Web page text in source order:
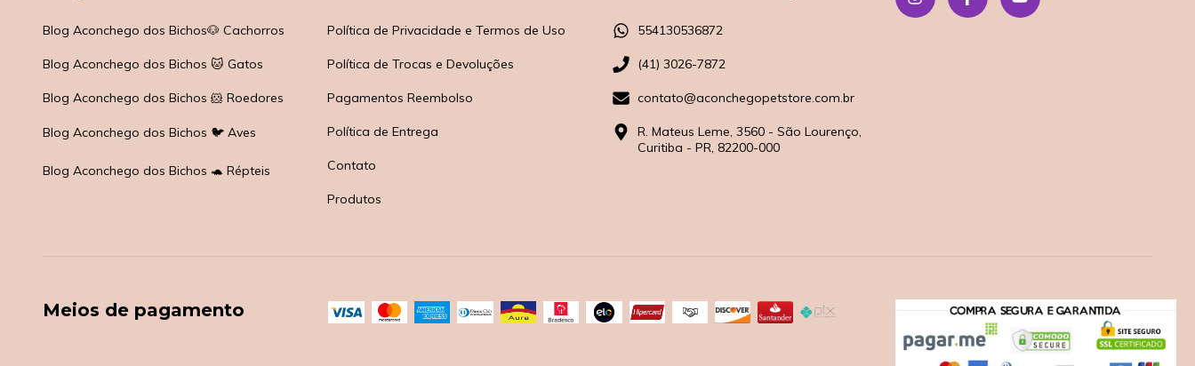
Blog Aconchego dos Bichos🐶 Cachorros
Blog Aconchego dos Bichos 🐱 Gatos
Blog Aconchego dos Bichos 🐹 Roedores
Blog Aconchego dos Bichos 🐦 Aves
Blog Aconchego dos Bichos 🐢 Répteis
Política de Privacidade e Termos de Uso
Política de Trocas e Devoluções
Pagamentos Reembolso
Política de Entrega
Contato
Produtos
554130536872
(41) 3026-7872
contato@aconchegopetstore.com.br
R. Mateus Leme, 3560 - São Lourenço,
Curitiba - PR, 82200-000
Meios de pagamento